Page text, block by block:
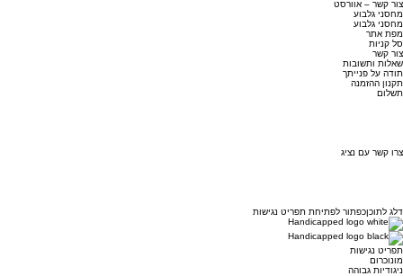
צור קשר – אוורסט
מחסני גלבוע
מחסני גלבוע
מפת אתר
סל קניות
צור קשר
שאלות ותשובות
תודה על פנייתך
תקנון ההזמנה
תשלום
צרו קשר עם נציג
דלג לתוכןכפתור לפתיחת תפריט נגישות
תפריט נגישות
מונוכרום
ניגודיות גבוהה